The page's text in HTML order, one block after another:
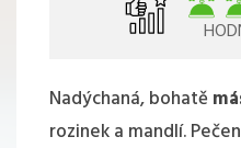
Nadýchaná, bohatě
rozinek a mandlí.